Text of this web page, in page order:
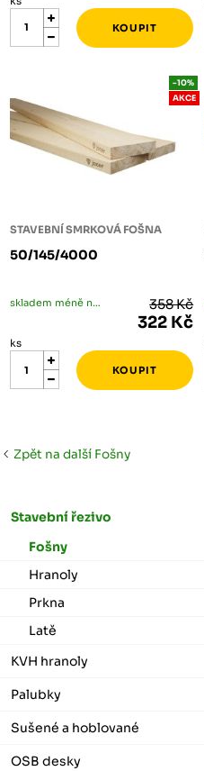
STAVEBNÍ SMRKOVÁ FOŠNA
50/145/4000
-10%
AKCE
skladem méně než 5 ks 358 Kč
322 Kč
ks
Zpět na další Fošny
Stavební řezivo
Fošny
Hranoly
Prkna
Latě
KVH hranoly
Palubky
Sušené a hoblované
OSB desky